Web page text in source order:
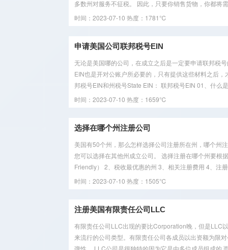
多数州对服务不征税。 因此，只要你销售货物，你都将
时间：2023-07-10 热度：1781℃
申请美国公司联邦税号EIN
无论是美国哪的公司，在成立之后是一定要申请联邦税
EIN也是开对公账户所必要的，只有提供这些材料之后
邦税号EIN和州税号State EIN： 联邦税号EIN 01、什么
时间：2023-07-10 热度：1659℃
选择在哪个州注册公司
美国有50个州，那么怎样选择公司注册所在州，哪个州
您可以选择在其他州成立公司。 选择注册在哪个州要根
Friendly） 2、税收最优惠的州 3、相关注册费用 4、注
时间：2023-07-10 热度：1505℃
注册美国有限责任公司LLC
有限责任公司LLC出现的要比Corporation晚，但是LLC
来流行的公司类型。有限责任公司各成员以出资额为限
弹性。 LLC公司是很独特的因为它是由多位成员组成的,